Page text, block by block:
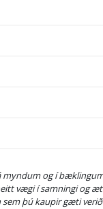
og í
vægi í samningi og
þú kaupir gæti